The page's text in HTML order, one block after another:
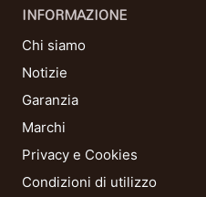
INFORMAZIONE
Chi siamo
Notizie
Garanzia
Marchi
Privacy e Cookies
Condizioni di utilizzo